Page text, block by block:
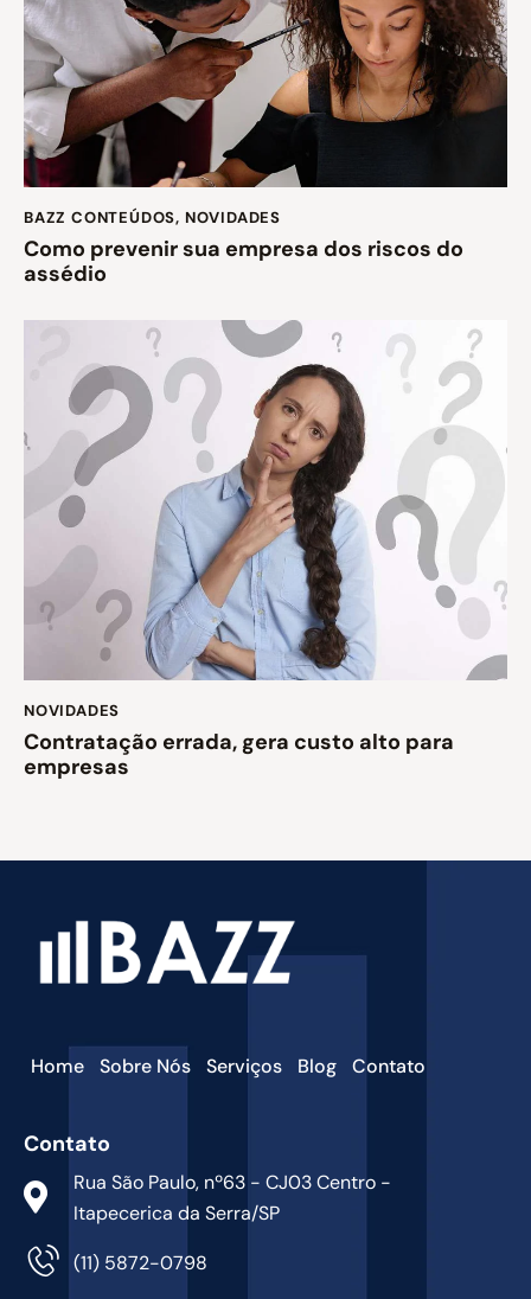
BAZZ CONTEÚDOS, NOVIDADES
Como prevenir sua empresa dos riscos do
assédio
NOVIDADES
Contratação errada, gera custo alto para
empresas
Home Sobre Nós Serviços Blog Contato
Contato
Rua São Paulo, nº63 - CJ03 Centro -
Itapecerica da Serra/SP
(11) 5872-0798